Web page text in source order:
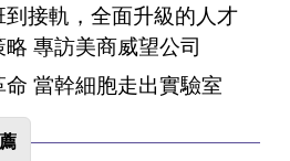
到接軌，全面升級的人才
啟動策略 專訪美商威望公司
細胞革命 當幹細胞走出實驗室